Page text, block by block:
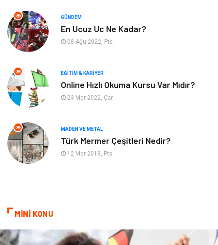
Organizasyon Plastik
Emlak
Finans & Ekonomi
Endüstriyel Ürünler
Aksesuar
Nakliyat
GÜNDEM
En Ucuz Uc Ne Kadar?
08 Ağu 2022, Pts
EĞITIM & KARIYER
Online Hızlı Okuma Kursu Var Mıdır?
23 Mar 2022, Çar
MADEN VE METAL
Türk Mermer Çeşitleri Nedir?
12 Mar 2018, Pts
MİNİ KONU